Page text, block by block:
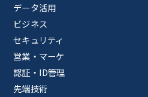
データ活用
ビジネス
セキュリティ
営業・マーケ
認証・ID管理
先端技術